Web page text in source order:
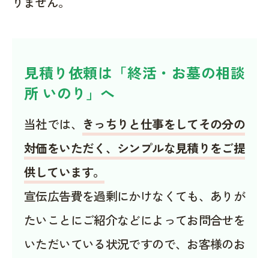
見積り依頼は「終活・お墓の相談
所 いのり」へ
当社では、 きっちりと仕事をしてその分の
対価をいただく、シンプルな見積りをご提
供しています。
宣伝広告費を過剰にかけなくても、ありが
たいことにご紹介などによってお問合せを
いただいている状況ですので、お客様のお